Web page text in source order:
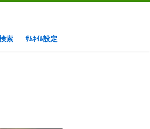
索 ｻﾑﾈｲﾙ設定